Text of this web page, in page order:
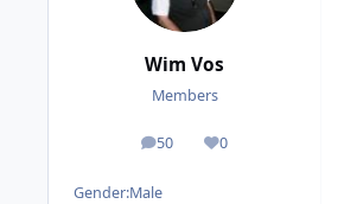
Wim Vos
Members
50
posts 0
Reputation
Gender:Male